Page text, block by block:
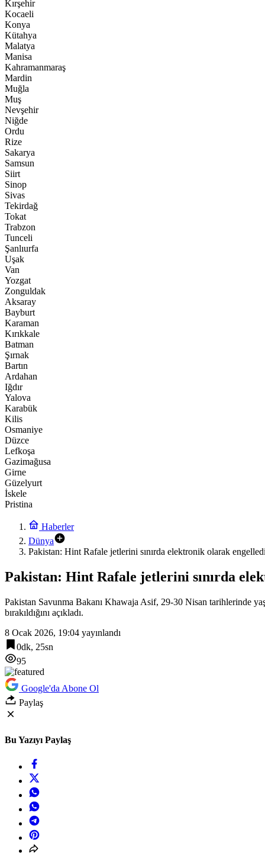
Kırşehir
Kocaeli
Konya
Kütahya
Malatya
Manisa
Kahramanmaraş
Mardin
Muğla
Muş
Nevşehir
Niğde
Ordu
Rize
Sakarya
Samsun
Siirt
Sinop
Sivas
Tekirdağ
Tokat
Trabzon
Tunceli
Şanlıurfa
Uşak
Van
Yozgat
Zonguldak
Aksaray
Bayburt
Karaman
Kırıkkale
Batman
Şırnak
Bartın
Ardahan
Iğdır
Yalova
Karabük
Kilis
Osmaniye
Düzce
Lefkoşa
Gazimağusa
Girne
Güzelyurt
İskele
Pristina
Haberler
Dünya
Pakistan: Hint Rafale jetlerini sınırda elektronik olarak
Pakistan: Hint Rafale jetlerini sınırda
Pakistan Savunma Bakanı Khawaja Asif, 29-30 Nisan tarihlerinde
bırakıldığını açıkladı.
8 Ocak 2026, 19:04 yayınlandı
0dk, 25sn
95
Google'da Abone Ol
Paylaş
Bu Yazıyı Paylaş